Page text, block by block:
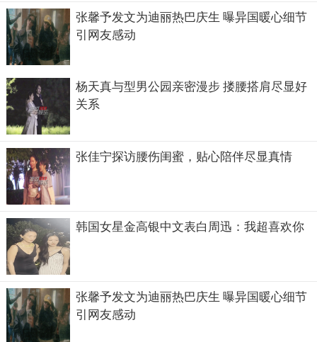
张馨予发文为迪丽热巴庆生 曝异国暖心细节
引网友感动
杨天真与型男公园亲密漫步 搂腰搭肩尽显好
关系
张佳宁探访腰伤闺蜜，贴心陪伴尽显真情
韩国女星金高银中文表白周迅：我超喜欢你
张馨予发文为迪丽热巴庆生 曝异国暖心细节
引网友感动